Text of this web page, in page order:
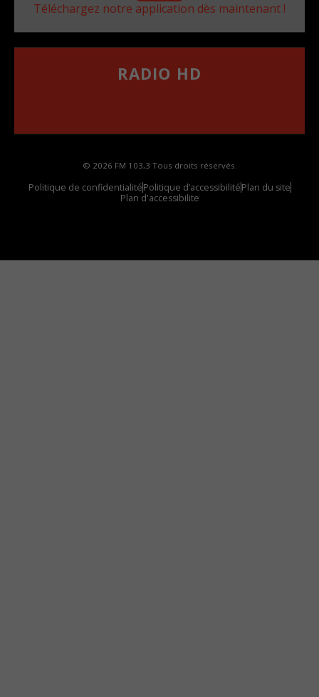
Téléchargez notre application dès maintenant !
RADIO HD
© 2026 FM 103,3 Tous droits réservés.
Politique de confidentialitéPolitique d’accessibilitéPlan du site
Plan d'accessibilite